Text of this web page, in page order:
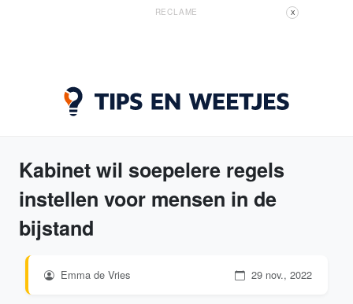
RECLAME X
Kabinet wil soepelere regels
instellen voor mensen in de
bijstand
Emma de Vries 29 nov., 2022